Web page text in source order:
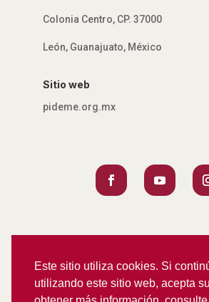
Este sitio utiliza cookies. Si
utilizando este sitio web, acepta
Colonia Centro, CP. 37000
León, Guanajuato, México
Sitio web
pideme.org.mx